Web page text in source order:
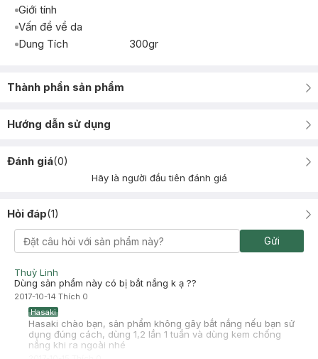
Giới tính
Vấn đề về da
Dung Tích
300gr
Thành phần sản phẩm
Hướng dẫn sử dụng
Đánh giá(0)
Hãy là người đầu tiên đánh giá
Hỏi đáp(1)
Gửi
Thuỳ Linh
Dùng sản phẩm này có bị bắt nắng k ạ ??
2017-10-14 Thích 0
Hasaki
Hasaki chào bạn, sản phẩm không gây bắt nắng nếu bạn sử
dụng đúng cách, dùng 1,2 lần 1 tuần và dùng kem chống
nắng khi ra ngoài nhé